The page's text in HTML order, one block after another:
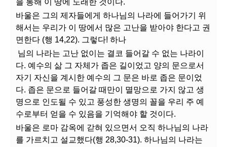
을 통해 이 땅에 도래한 것이다.
바울은 그의 제자들에게 하나님의 나라에 들어가기 위
해서는 우리가 이 땅에서 많은 고난을 받아야 한다고 권
면한다 (행 14,22). 그렇다! 하나
님의 나라는 고난 없이는 결코 들어갈 수 없는 나라이
다. 예수의 삶 그 자체가 좁은 길이었고 양의 문으로서
자기 자신을 계시한 예수의 그 문은 바로 좁은 문이었
다. 좁은 문으로 들어갈 때만이 멸망으로 가지 않고 생
명으로 인도될 수 있고 풍성한 생명의 꼴을 우리 주 예
수로부터 얻을 수 있음을 기억해야 할 것이다.
바울은 로마 감옥에 갇혀 있으면서 오직 하나님의 나라
를 가르치고 설교했다(행 28,30-31). 하나님의 나라는